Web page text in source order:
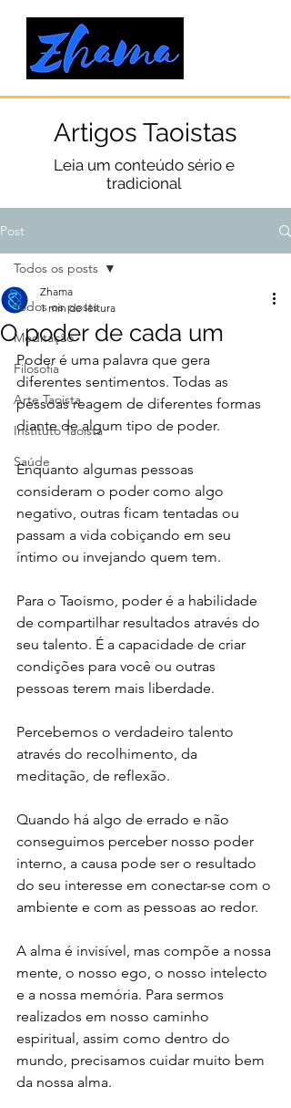
Artigos Taoistas
Leia um conteúdo sério e
tradicional
Post
Todos os posts
Meditação
Filosofia
Arte Taoista
Instituto Taoista
Saúde
Todos os posts
O poder de cada um
Zhama
1 min de leitura
Poder é uma palavra que gera
diferentes sentimentos. Todas as
pessoas reagem de diferentes formas
diante de algum tipo de poder.
Enquanto algumas pessoas
consideram o poder como algo
negativo, outras ficam tentadas ou
passam a vida cobiçando em seu
íntimo ou invejando quem tem.
Para o Taoismo, poder é a habilidade
de compartilhar resultados através do
seu talento. É a capacidade de criar
condições para você ou outras
pessoas terem mais liberdade.
Percebemos o verdadeiro talento
através do recolhimento, da
meditação, de reflexão.
Quando há algo de errado e não
conseguimos perceber nosso poder
interno, a causa pode ser o resultado
do seu interesse em conectar-se com o
ambiente e com as pessoas ao redor.
A alma é invisível, mas compõe a nossa
mente, o nosso ego, o nosso intelecto
e a nossa memória. Para sermos
realizados em nosso caminho
espiritual, assim como dentro do
mundo, precisamos cuidar muito bem
da nossa alma.